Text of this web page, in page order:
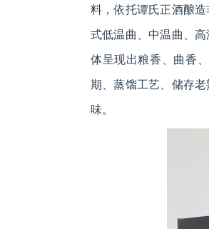
料，依托谭氏正酒酿
式低温曲、中温曲、
体呈现出粮香、曲香
期、蒸馏工艺、储存
味。